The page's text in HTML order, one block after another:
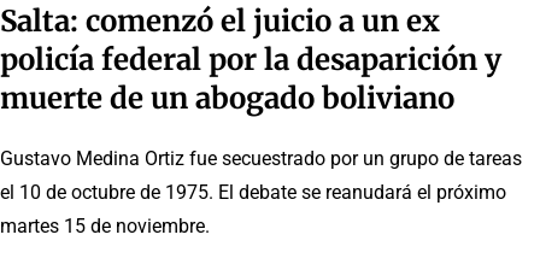
Salta: comenzó el juicio a un ex
policía federal por la desaparición y
muerte de un abogado boliviano
Gustavo Medina Ortiz fue secuestrado por un grupo de tareas
el 10 de octubre de 1975. El debate se reanudará el próximo
martes 15 de noviembre.